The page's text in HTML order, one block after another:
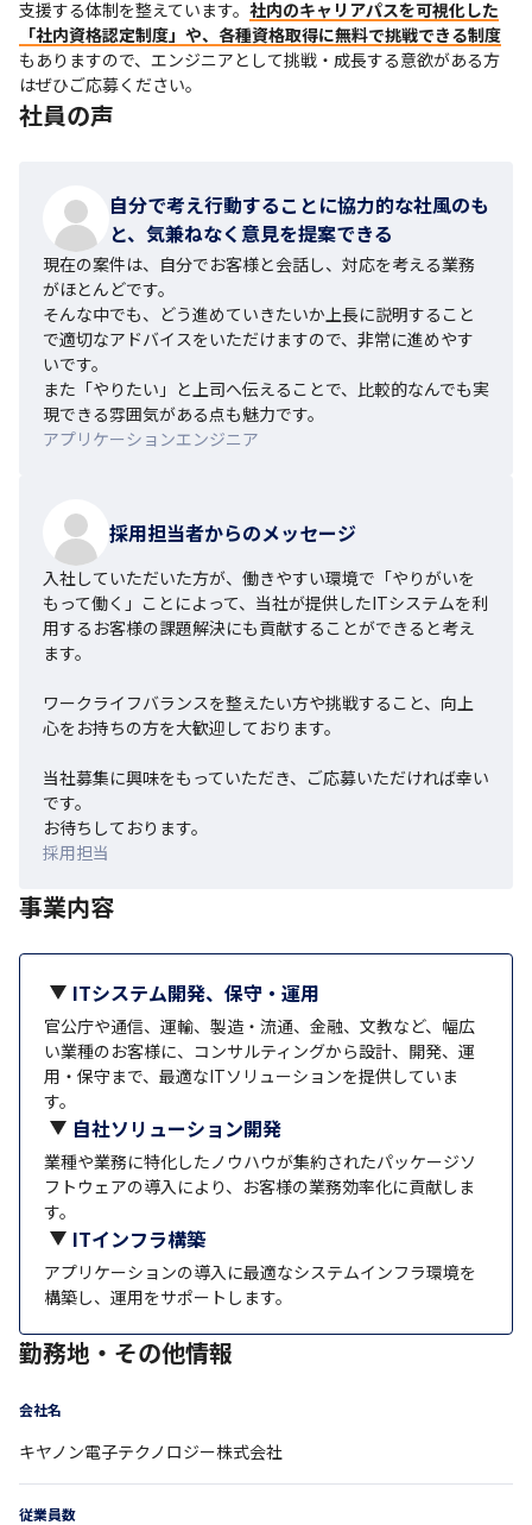
支援する体制を整えています。 社内のキャリアパスを可視化した
「社内資格認定制度」や、各種資格取得に無料で挑戦できる制度
もありますので、エンジニアとして挑戦・成長する意欲がある方
はぜひご応募ください。
社員の声
自分で考え行動することに協力的な社風のも
と、気兼ねなく意見を提案できる
現在の案件は、自分でお客様と会話し、対応を考える業務
がほとんどです。
そんな中でも、どう進めていきたいか上長に説明すること
で適切なアドバイスをいただけますので、非常に進めやす
いです。
また「やりたい」と上司へ伝えることで、比較的なんでも実
現できる雰囲気がある点も魅力です。
アプリケーションエンジニア
採用担当者からのメッセージ
入社していただいた方が、働きやすい環境で「やりがいを
もって働く」ことによって、当社が提供したITシステムを利
用するお客様の課題解決にも貢献することができると考え
ます。
ワークライフバランスを整えたい方や挑戦すること、向上
心をお持ちの方を大歓迎しております。
当社募集に興味をもっていただき、ご応募いただければ幸い
です。
お待ちしております。
採用担当
事業内容
ITシステム開発、保守・運用
官公庁や通信、運輸、製造・流通、金融、文教など、幅広
い業種のお客様に、コンサルティングから設計、開発、運
用・保守まで、最適なITソリューションを提供していま
す。
自社ソリューション開発
業種や業務に特化したノウハウが集約されたパッケージソ
フトウェアの導入により、お客様の業務効率化に貢献しま
す。
ITインフラ構築
アプリケーションの導入に最適なシステムインフラ環境を
構築し、運用をサポートします。
勤務地・その他情報
会社名
キヤノン電子テクノロジー株式会社
従業員数